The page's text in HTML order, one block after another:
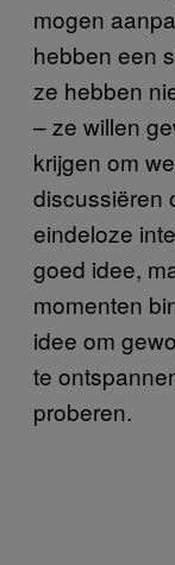
mogen
hebben een
ze hebben
– ze willen
krijgen om
discussiëren
eindeloze
goed idee,
momenten
idee om
te
proberen.